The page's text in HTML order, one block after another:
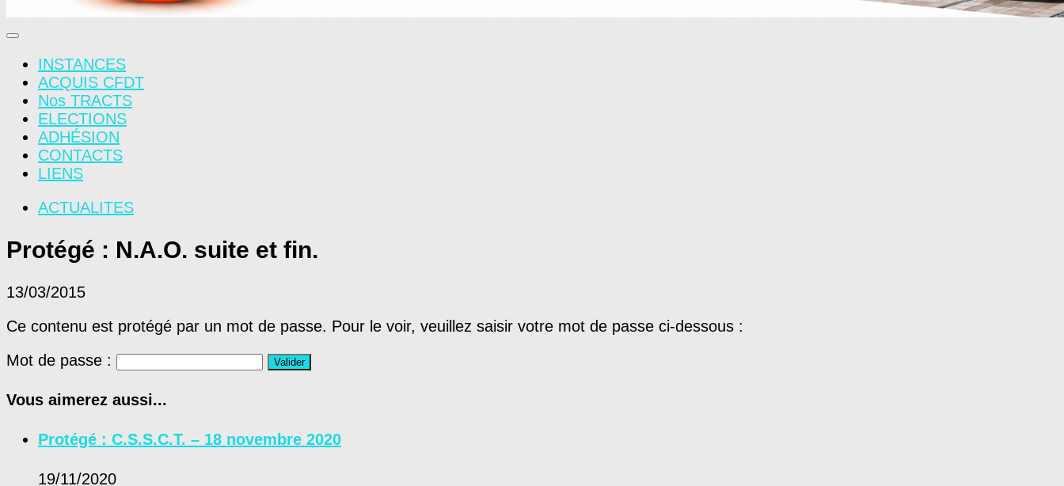
INSTANCES
ACQUIS CFDT
Nos TRACTS
ELECTIONS
ADHÉSION
CONTACTS
LIENS
ACTUALITES
Protégé : N.A.O. suite et fin.
13/03/2015
Ce contenu est protégé par un mot de passe. Pour le voir, veuillez saisir votre mot de passe ci-dessous :
Mot de passe :
Vous aimerez aussi...
Protégé : C.S.S.C.T. – 18 novembre 2020
19/11/2020